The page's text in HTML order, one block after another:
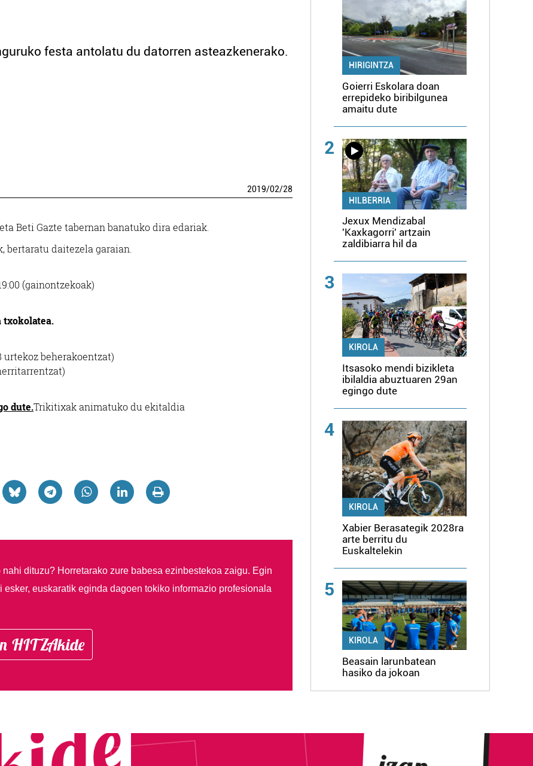
festa antolatu du datorren asteazkenerako.
2019/02/28
Beti Gazte tabernan banatuko dira edariak.
bertaratu daitezela garaian.
(gainontzekoak)
txokolatea.
urtekoz beherakoentzat)
dute.Trikitixak animatuko du ekitaldia
nahi dituzu? Horretarako zure babesa ezinbestekoa zaigu. Egin
esker, euskaratik eginda dagoen tokiko informazio profesionala
HITZAkide
HIRIGINTZA
Goierri Eskolara doan
errepideko biribilgunea
amaitu dute
2
HILBERRIA
Jexux Mendizabal
'Kaxkagorri' artzain
zaldibiarra hil da
3
KIROLA
Itsasoko mendi bizikleta
ibilaldia abuztuaren 29an
egingo dute
4
KIROLA
Xabier Berasategik 2028ra
arte berritu du
Euskaltelekin
5
KIROLA
Beasain larunbatean
hasiko da jokoan